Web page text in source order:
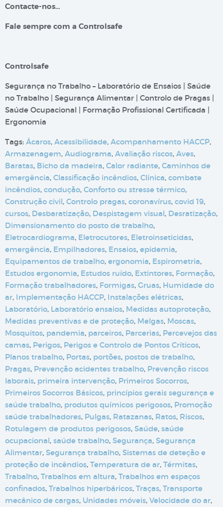
Contacte-nos…
Fale sempre com a Controlsafe
Controlsafe
Segurança no Trabalho – Laboratório de Ensaios | Saúde
no Trabalho | Segurança Alimentar | Controlo de Pragas |
Saúde Ocupacional | Formação Profissional Certificada |
Ergonomia
Tags: Ácaros, Acessibilidade, Acompanhamento HACCP,
Armazenagem, Audiograma, Avaliação riscos, Aves,
Baratas, Bicho da madeira, Calor radiante, Caminhos de
emergência, Classificação incêndios, Clínica, combate
incêndios, condução, Conforto ou stresse térmico,
Construção civil, Controlo pragas, coronavírus, covid 19,
cursos, Desbaratização, Despistagem visual, Desratização,
Dimensionamento do posto de trabalho,
Eletrocardiograma, Eletrocutores, Eletroinseticidas,
emergência, Empilhadores, Ensaios, epidemia,
Equipamentos de trabalho, ergonomia, Espirometria,
Estudos ergonomia, Estudos ruído, Extintores, Formação,
Formação trabalhadores, Formigas, Gruas, Humidade do
ar, Implementação HACCP, Instalações elétricas,
Laboratório, Laboratório ensaios, Medidas autoproteção,
Medidas preventivas e de proteção, Melgas, Moscas,
Mosquitos, pandemia, parceiros, Parcerias, Percevejos das
camas, Perigos, Perigos e Controlo de Pontos Críticos,
Planos trabalho, Portas, portões, postos de trabalho,
Pragas, Prevenção acidentes trabalho, Prevenção riscos
laborais, primeira intervenção, Primeiros Socorros,
Primeiros Socorros Básicos, princípios gerais segurança e
saúde trabalho, produtos químicos perigosos, Promoção
saúde trabalhadores, Pulgas, Ratazanas, Ratos, Riscos,
Rotulagem de produtos perigosos, Saúde, saúde
ocupacional, saúde trabalho, Segurança, Segurança
Alimentar, Segurança trabalho, Sistemas de deteção e
proteção de incêndios, Temperatura de ar, Térmitas,
Trabalho, Trabalhos em altura, Trabalhos em espaços
confinados, Trabalhos hiperbáricos, Traças, Transporte
mecânico de cargas, Unidades móveis, Velocidade do ar,